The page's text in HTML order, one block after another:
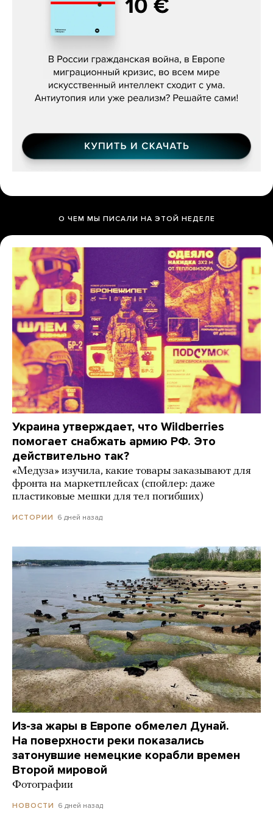
Константин Зарубин, «Наше сердце
О ЧЕМ МЫ ПИСАЛИ НА ЭТОЙ НЕДЕЛЕ
Украина утверждает, что Wildberries
помогает снабжать армию РФ. Это
действительно так?
«Медуза» изучила, какие товары заказывают для
фронта на маркетплейсах (спойлер: даже
пластиковые мешки для тел погибших)
ИСТОРИИ 6 дней назад
Из-за жары в Европе обмелел Дунай.
На поверхности реки показались
затонувшие немецкие корабли времен
Второй мировой
Фотографии
НОВОСТИ 6 дней назад